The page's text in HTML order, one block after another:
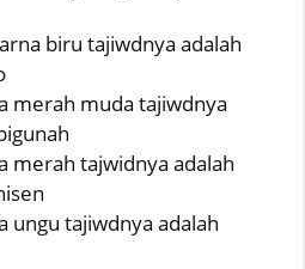
biru tajiwdnya adalah
merah muda tajiwdnya
merah tajwidnya adalah
ungu tajiwdnya adalah